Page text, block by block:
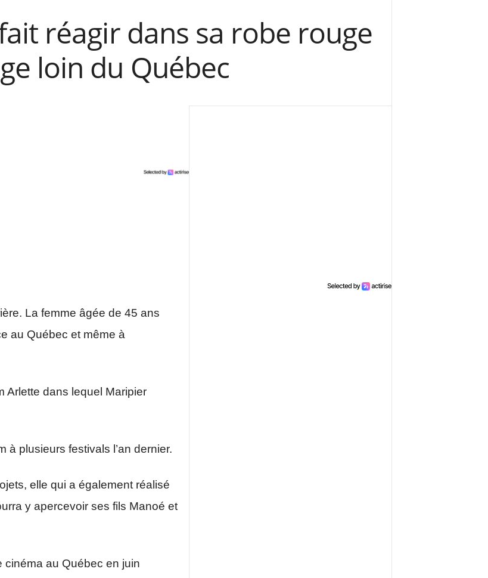
réagir dans sa robe rouge
loin du Québec
La femme âgée de 45 ans
au Québec et même à
Arlette dans lequel Maripier
à plusieurs festivals l’an dernier.
elle qui a également réalisé
y apercevoir ses fils Manoé et
cinéma au Québec en juin